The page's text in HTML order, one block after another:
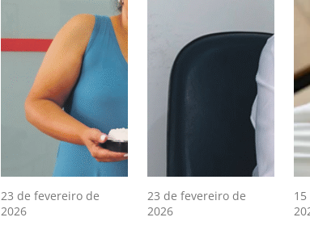
23 de fevereiro de
2026
23 de fevereiro de
2026